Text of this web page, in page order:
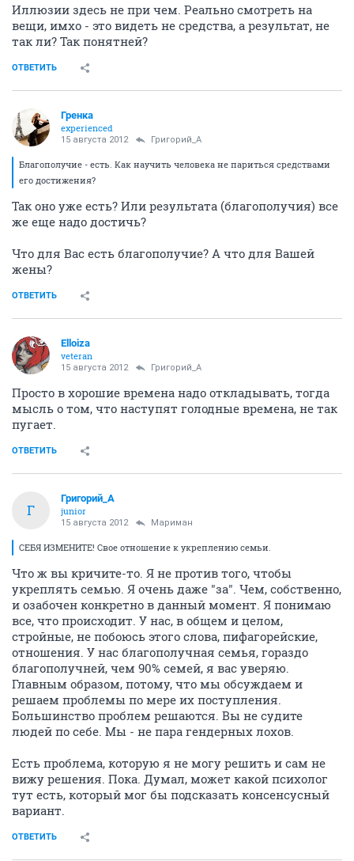
Иллюзии здесь не при чем. Реально смотреть на
вещи, имхо - это видеть не средства, а результат, не
так ли? Так понятней?
ОТВЕТИТЬ
Гренка
experienced
15 августа 2012 Григорий_А
Благополучие - есть. Как научить человека не париться средствами
его достижения?
Так оно уже есть? Или результата (благополучия) все
же еще надо достичь?
Что для Вас есть благополучие? А что для Вашей
жены?
ОТВЕТИТЬ
Elloiza
veteran
15 августа 2012 Григорий_А
Просто в хорошие времена надо откладывать, тогда
мысль о том, что наступят голодные времена, не так
пугает.
ОТВЕТИТЬ
Г
Григорий_А
junior
15 августа 2012 Мариман
СЕБЯ ИЗМЕНИТЕ! Свое отношение к укреплению семьи.
Что ж вы кричите-то. Я не против того, чтобы
укреплять семью. Я очень даже "за". Чем, собственно,
и озабочен конкретно в данный момент. Я понимаю
все, что происходит. У нас, в общем и целом,
стройные, не побоюсь этого слова, пифагорейские,
отношения. У нас благополучная семья, гораздо
благополучней, чем 90% семей, я вас уверяю.
Главным образом, потому, что мы обсуждаем и
решаем проблемы по мере их поступления.
Большинство проблем решаются. Вы не судите
людей по себе. Мы - не пара гендерных лохов.
Есть проблема, которую я не могу решить и сам не
вижу решения. Пока. Думал, может какой психолог
тут есть, который мог бы подсказать консенсусный
вариант.
ОТВЕТИТЬ